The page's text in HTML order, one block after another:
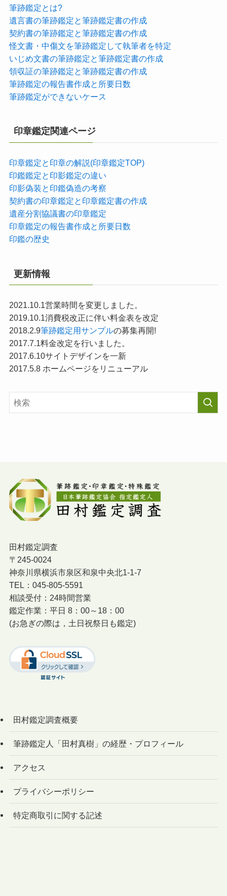
筆跡鑑定とは?
遺言書の筆跡鑑定と筆跡鑑定書の作成
契約書の筆跡鑑定と筆跡鑑定書の作成
怪文書・中傷文を筆跡鑑定して執筆者を特定
いじめ文書の筆跡鑑定と筆跡鑑定書の作成
領収証の筆跡鑑定と筆跡鑑定書の作成
筆跡鑑定の報告書作成と所要日数
筆跡鑑定ができないケース
印章鑑定関連ページ
印章鑑定と印章の解説(印章鑑定TOP)
印鑑鑑定と印影鑑定の違い
印影偽装と印鑑偽造の考察
契約書の印章鑑定と印章鑑定書の作成
遺産分割協議書の印章鑑定
印章鑑定の報告書作成と所要日数
印鑑の歴史
更新情報
2021.10.1営業時間を変更しました。
2019.10.1消費税改正に伴い料金表を改定
2018.2.9筆跡鑑定用サンプルの募集再開!
2017.7.1料金改定を行いました。
2017.6.10サイトデザインを一新
2017.5.8 ホームページをリニューアル
田村鑑定調査
〒245-0024
神奈川県横浜市泉区和泉中央北1-1-7
TEL：045-805-5591
相談受付：24時間営業
鑑定作業：平日 8：00～18：00
(お急ぎの際は，土日祝祭日も鑑定)
田村鑑定調査概要
筆跡鑑定人「田村真樹」の経歴・プロフィール
アクセス
プライバシーポリシー
特定商取引に関する記述